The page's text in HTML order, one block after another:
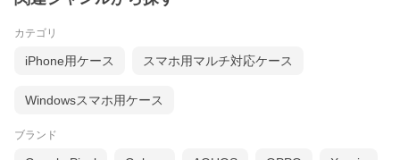
カテゴリ
iPhone用ケース スマホ用マルチ対応ケース
Windowsスマホ用ケース
ブランド